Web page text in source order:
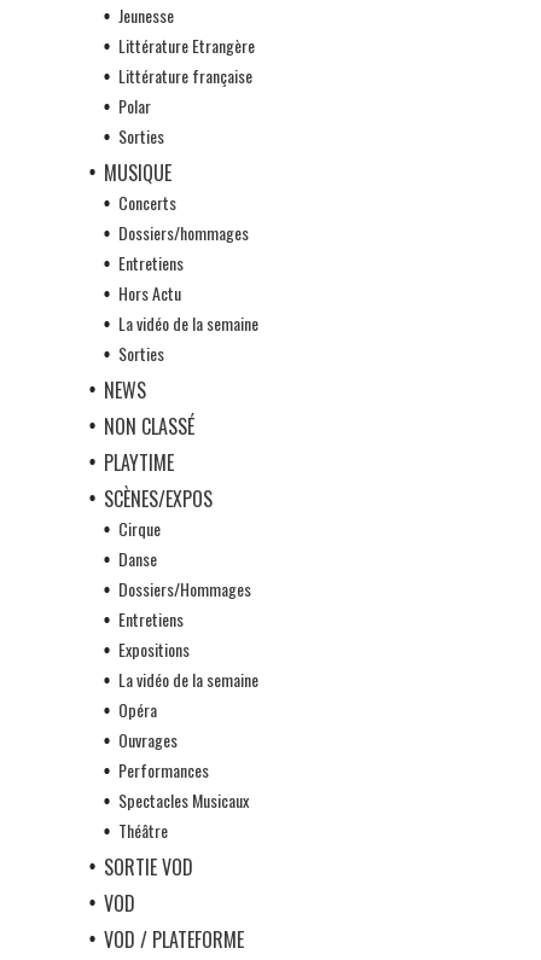
Jeunesse
Littérature Etrangère
Littérature française
Polar
Sorties
MUSIQUE
Concerts
Dossiers/hommages
Entretiens
Hors Actu
La vidéo de la semaine
Sorties
NEWS
NON CLASSÉ
PLAYTIME
SCÈNES/EXPOS
Cirque
Danse
Dossiers/Hommages
Entretiens
Expositions
La vidéo de la semaine
Opéra
Ouvrages
Performances
Spectacles Musicaux
Théâtre
SORTIE VOD
VOD
VOD / PLATEFORME